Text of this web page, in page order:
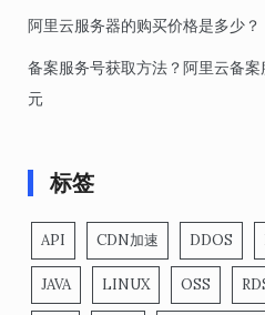
阿里云服务器的购买价格是多少？
备案服务号获取方法？阿里云备
元
标签
API CDN加速 DDOS
JAVA LINUX OSS